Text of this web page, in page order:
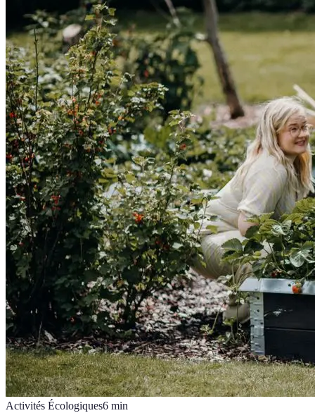
Activités Écologiques6 min